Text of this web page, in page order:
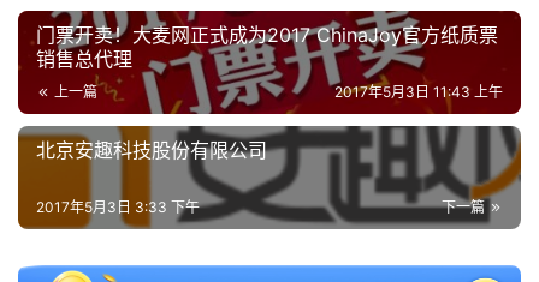
休
闲
游
戏
0
门票开卖！大麦网正式成为2017 ChinaJoy官方纸质票
销售总代理
上一篇 2017年5月3日 11:43 上午
北京安趣科技股份有限公司
下一篇
2017年5月3日 3:33 下午